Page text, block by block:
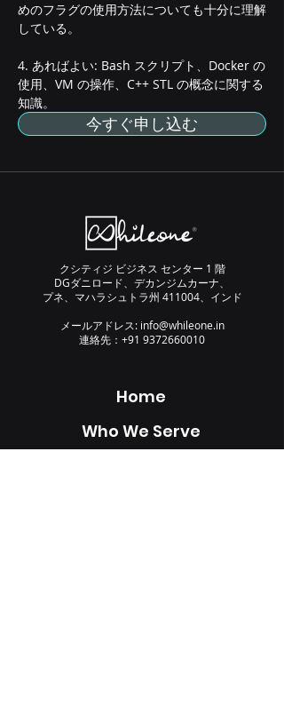
めのフラグの使用方法についても十分に理解
している。
4. あればよい: Bash スクリプト、Docker の
使用、VM の操作、C++ STL の概念に関する
知識。
今すぐ申し込む
クシティジ ビジネス センター 1 階
DGダニロード、デカンジムカーナ、
プネ、マハラシュトラ州 411004、インド
メールアドレス: info@whileone.in
連絡先：+91 9372660010
Home
Who We Serve